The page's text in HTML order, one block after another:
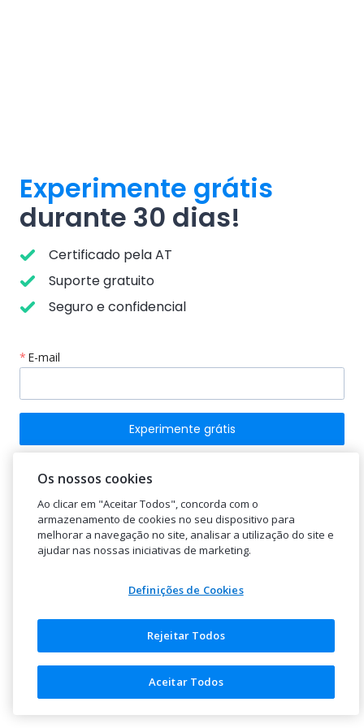
Experimente grátis
durante 30 dias!
Certificado pela AT
Suporte gratuito
Seguro e confidencial
E-mail
Experimente grátis
Já tenho conta.
A gestão e faturação à tua medida!
Comparar softwares
Explorar o Moloni ON
empresas confiam no Moloni. A forma
mais simples de gerir a sua empresa!
© 2026 Moloni - Software de faturação e POS online
| Certificado pela Autoridade Tributária N.º 2860
Os nossos cookies
Ao clicar em "Aceitar Todos", concorda com o
armazenamento de cookies no seu dispositivo para
melhorar a navegação no site, analisar a utilização do site e
ajudar nas nossas iniciativas de marketing.
Definições de Cookies
Rejeitar Todos
Aceitar Todos